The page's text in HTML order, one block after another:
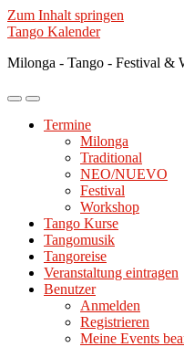
Zum Inhalt springen
Tango Kalender
Milonga - Tango - Festival &
Mobile-
ein-/ausblenden
Suchfeld
ein-/ausblenden
Termine
Milonga
Traditional
NEO/NUEVO
Festival
Workshop
Tango Kurse
Tangomusik
Tangoreise
Veranstaltung eintragen
Benutzer
Anmelden
Registrieren
Meine Events